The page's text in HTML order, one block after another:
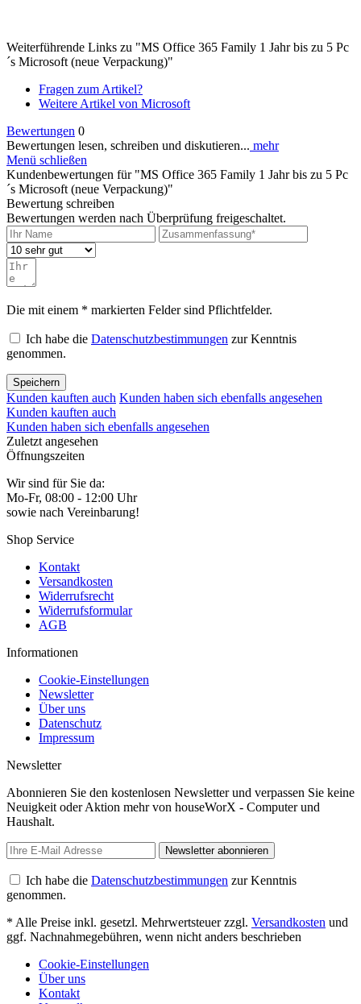
Weiterführende Links zu "MS Office 365 Family 1 Jahr bis zu 5 Pc
´s Microsoft (neue Verpackung)"
Fragen zum Artikel?
Weitere Artikel von Microsoft
Bewertungen 0
Bewertungen lesen, schreiben und diskutieren... mehr
Menü schließen
Kundenbewertungen für "MS Office 365 Family 1 Jahr bis zu 5 Pc
´s Microsoft (neue Verpackung)"
Bewertung schreiben
Bewertungen werden nach Überprüfung freigeschaltet.
Die mit einem * markierten Felder sind Pflichtfelder.
Ich habe die Datenschutzbestimmungen zur Kenntnis
genommen.
Speichern
Kunden kauften auch Kunden haben sich ebenfalls angesehen
Kunden kauften auch
Kunden haben sich ebenfalls angesehen
Zuletzt angesehen
Öffnungszeiten
Wir sind für Sie da:
Mo-Fr, 08:00 - 12:00 Uhr
sowie nach Vereinbarung!
Shop Service
Kontakt
Versandkosten
Widerrufsrecht
Widerrufsformular
AGB
Informationen
Cookie-Einstellungen
Newsletter
Über uns
Datenschutz
Impressum
Newsletter
Abonnieren Sie den kostenlosen Newsletter und verpassen Sie keine
Neuigkeit oder Aktion mehr von houseWorX - Computer und
Haushalt.
Newsletter abonnieren
Ich habe die Datenschutzbestimmungen zur Kenntnis
genommen.
* Alle Preise inkl. gesetzl. Mehrwertsteuer zzgl. Versandkosten und
ggf. Nachnahmegebühren, wenn nicht anders beschrieben
Cookie-Einstellungen
Über uns
Kontakt